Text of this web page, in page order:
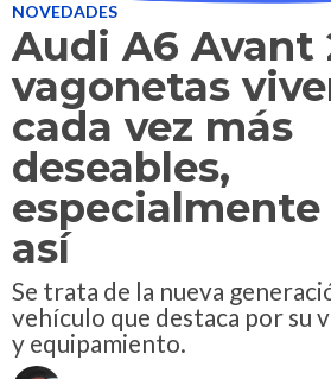
NOVEDADES
Audi A6 Avant
vagonetas
cada vez más
deseables,
especialmente
así
Se trata de la nueva
vehículo que destaca por su
y equipamiento.